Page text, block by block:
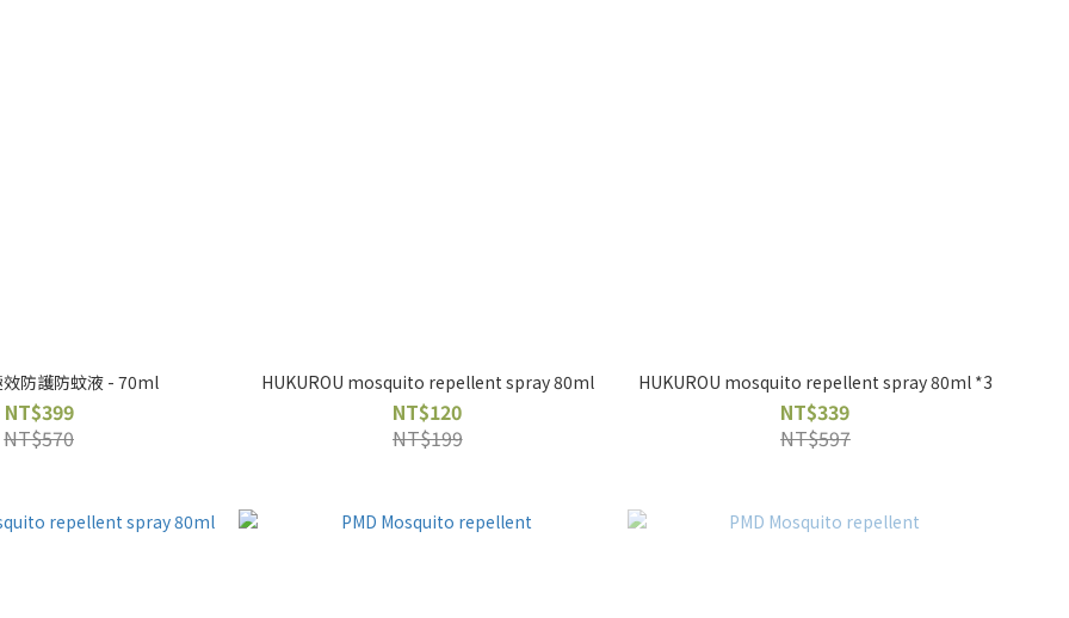
防護防蚊液 - 70ml
NT$399
NT$570
HUKUROU mosquito repellent spray 80ml
NT$120
NT$199
HUKUROU mosquito repellent spray 80ml *3
NT$339
NT$597